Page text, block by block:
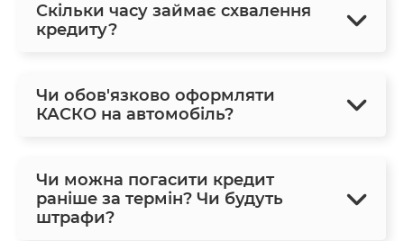
Скільки часу займає схвалення
кредиту?
Чи обов'язково оформляти
КАСКО на автомобіль?
Чи можна погасити кредит
раніше за термін? Чи будуть
штрафи?